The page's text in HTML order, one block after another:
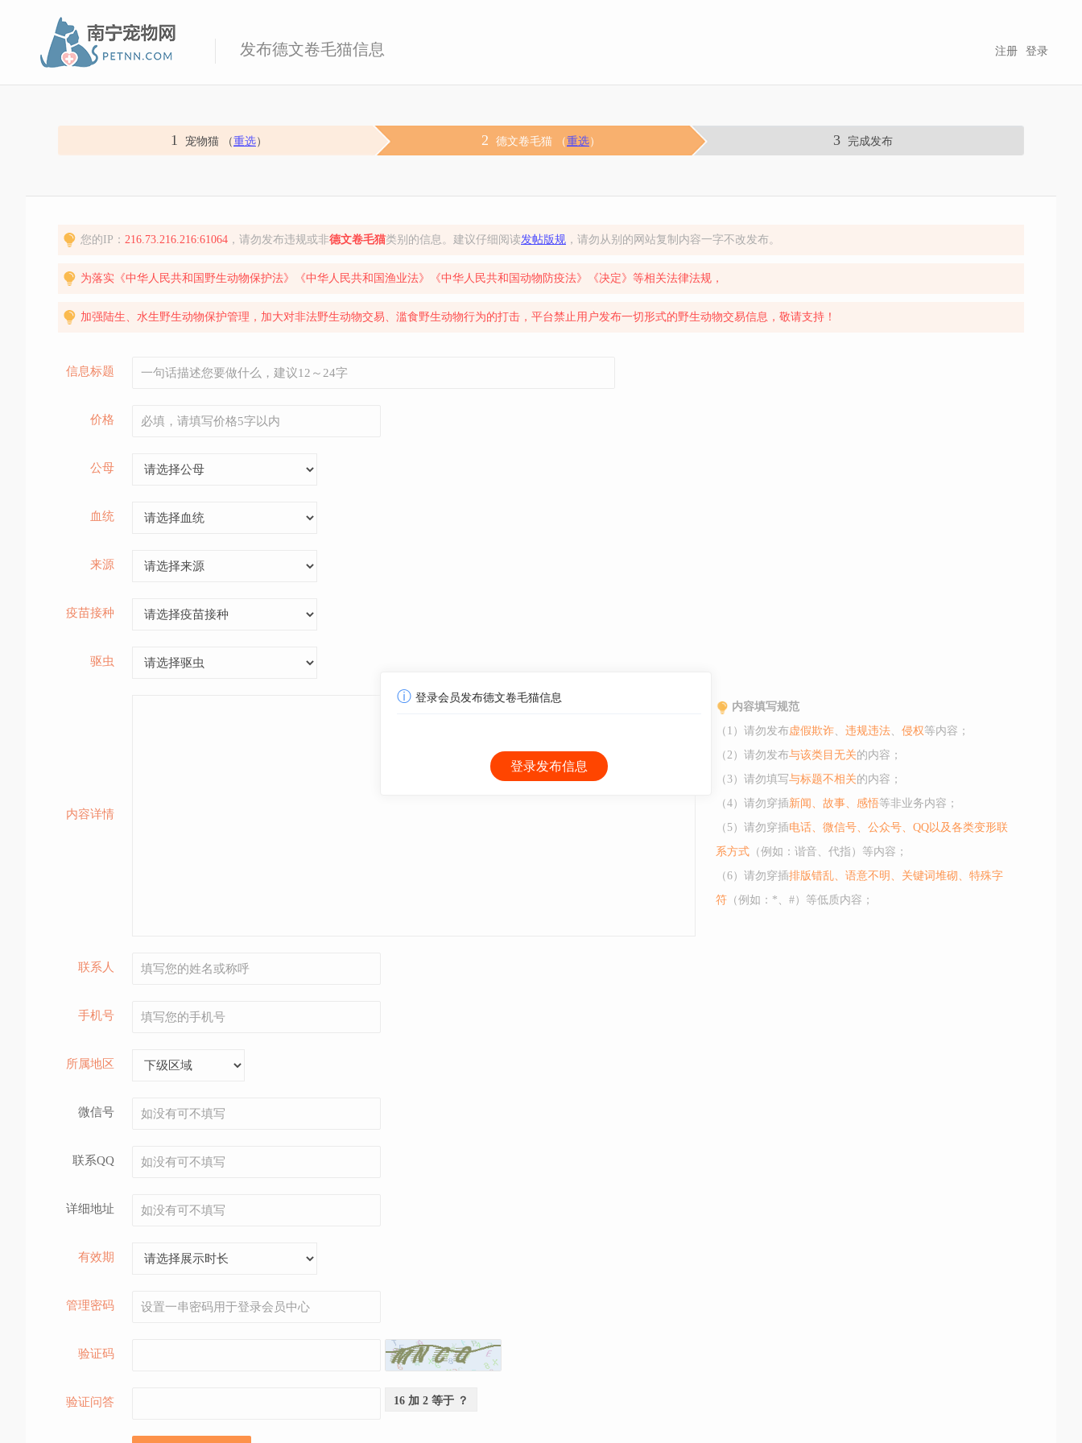
发布德文卷毛猫信息 登录
注册
1 宠物猫 （重选） 2 德文卷毛猫 （重选） 3 完成发布
您的IP： 216.73.216.216:61064 ，请勿发布违规或非德文卷毛猫类别的信息。建议仔细阅读发帖版规 ，请勿从别的网站复制内容一字不改发布。
为落实《中华人民共和国野生动物保护法》《中华人民共和国渔业法》《中华人民共和国动物防疫法》《决定》等相关法律法规，
加强陆生、水生野生动物保护管理，加大对非法野生动物交易、滥食野生动物行为的打击，平台禁止用户发布一切形式的野生动物交易信息，敬请支持！
信息标题
价格
公母
血统
来源
疫苗接种
驱虫
内容详情
内容填写规范
（1）请勿发布虚假欺诈、 违规违法、 侵权等内容；
（2）请勿发布与该类目无关的内容；
（3）请勿填写与标题不相关的内容；
（4）请勿穿插新闻、故事、感悟等非业务内容；
（5）请勿穿插电话、微信号、公众号、QQ以及各类变形联
系方式 （例如：谐音、代指）等内容；
（6）请勿穿插排版错乱、语意不明、关键词堆砌、特殊字
符 （例如：*、#）等低质内容；
联系人
手机号
所属地区
微信号
联系QQ
详细地址
有效期
管理密码
验证码
验证问答 16 加 2 等于 ？
ⓘ 登录会员发布德文卷毛猫信息